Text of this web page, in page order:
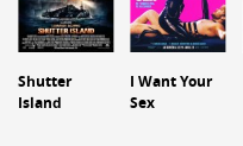
Shutter
Island
I Want Your
Sex